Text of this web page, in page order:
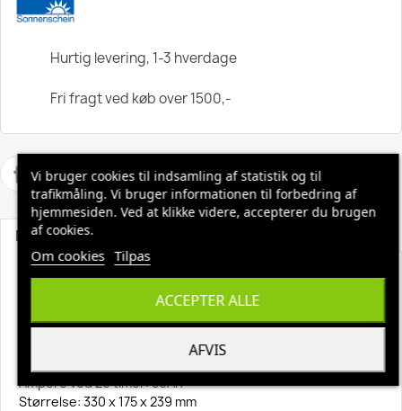
Hurtig levering, 1-3 hverdage
Fri fragt ved køb over 1500,-
Beskrivelse
Batteri Sonnenschein 12 Volt / 76 Ah
Producent: Sonnenschein
Ampere ved 20 timer: 86Ah
Størrelse: 330 x 175 x 239 mm
Vi bruger cookies til indsamling af statistik og til
trafikmåling. Vi bruger informationen til forbedring af
hjemmesiden. Ved at klikke videre, accepterer du brugen
af cookies.
Om cookies Tilpas
AFVIS
ACCEPTER ALLE